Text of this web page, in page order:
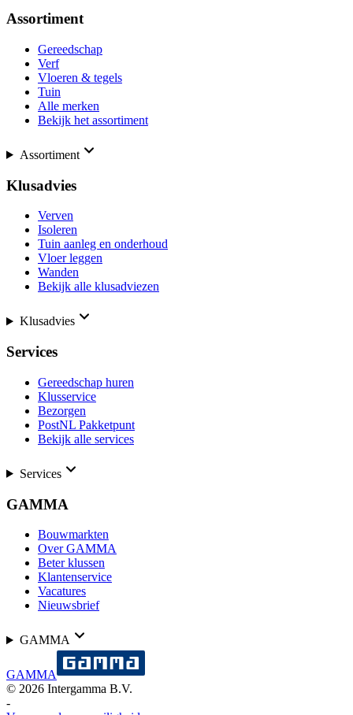
Assortiment
Gereedschap
Verf
Vloeren & tegels
Tuin
Alle merken
Bekijk het assortiment
Assortiment
Klusadvies
Verven
Isoleren
Tuin aanleg en onderhoud
Vloer leggen
Wanden
Bekijk alle klusadviezen
Klusadvies
Services
Gereedschap huren
Klusservice
Bezorgen
PostNL Pakketpunt
Bekijk alle services
Services
GAMMA
Bouwmarkten
Over GAMMA
Beter klussen
Klantenservice
Vacatures
Nieuwsbrief
GAMMA
GAMMA
© 2026 Intergamma B.V.
-